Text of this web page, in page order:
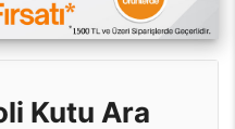
Kutu Ara